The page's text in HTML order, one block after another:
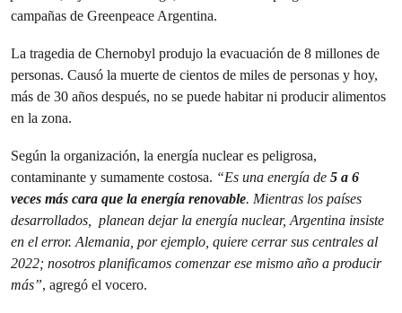
campañas de GreenpeaceArgentina.
La tragedia de Chernobyl produjo la evacuación de 8 millones de
personas. Causó la muerte de cientos de miles de personas y hoy,
más de 30 años después, no se puede habitar ni producir alimentos
en la zona.
Según la organización, la energía nuclear es peligrosa,
contaminante y sumamente costosa. “Es una energía de 5 a 6
veces más cara que la energía renovable. Mientras los países
desarrollados, planean dejar la energía nuclear, Argentina insiste
en el error. Alemania, por ejemplo, quiere cerrar sus centrales al
2022; nosotros planificamos comenzar ese mismo año a producir
más”, agregó el vocero.